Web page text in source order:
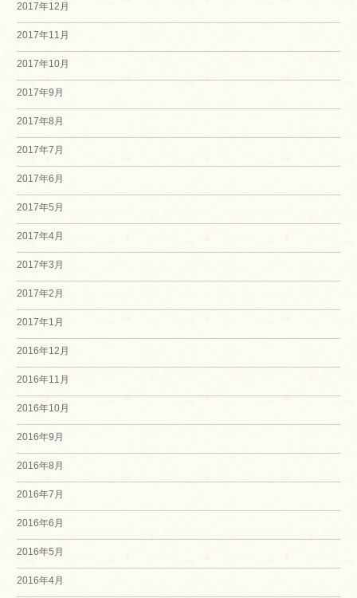
2017年12月
2017年11月
2017年10月
2017年9月
2017年8月
2017年7月
2017年6月
2017年5月
2017年4月
2017年3月
2017年2月
2017年1月
2016年12月
2016年11月
2016年10月
2016年9月
2016年8月
2016年7月
2016年6月
2016年5月
2016年4月